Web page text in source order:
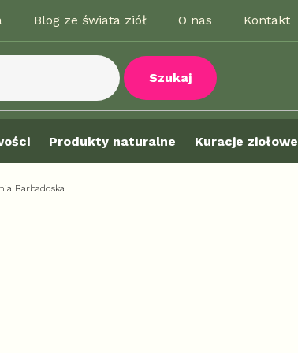
Blog ze świata ziół O nas Kontakt
Szukaj
Produkty naturalne Kuracje ziołowe
Barbadoska